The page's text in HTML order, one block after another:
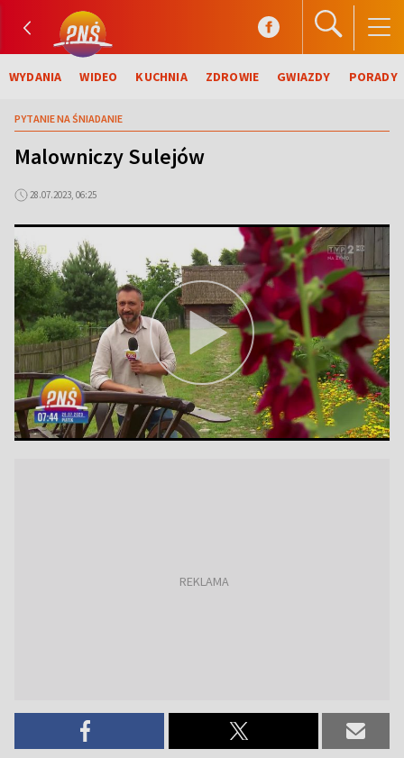
WYDANIA WIDEO KUCHNIA ZDROWIE GWIAZDY PORADY
PYTANIE NA ŚNIADANIE
Malowniczy Sulejów
28.07.2023, 06:25